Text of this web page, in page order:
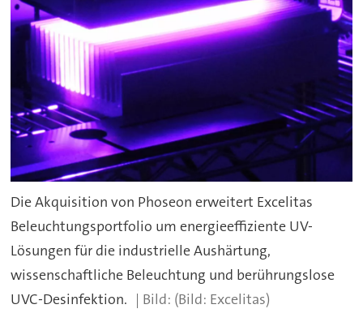
Die Akquisition von Phoseon erweitert Excelitas
Beleuchtungsportfolio um energieeffiziente UV-
Lösungen für die industrielle Aushärtung,
wissenschaftliche Beleuchtung und berührungslose
UVC-Desinfektion.
(Bild: Excelitas)